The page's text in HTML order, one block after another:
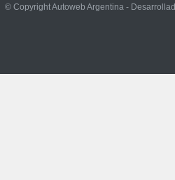
Prueba: BYD Song
© Copyright Autoweb Argentina -